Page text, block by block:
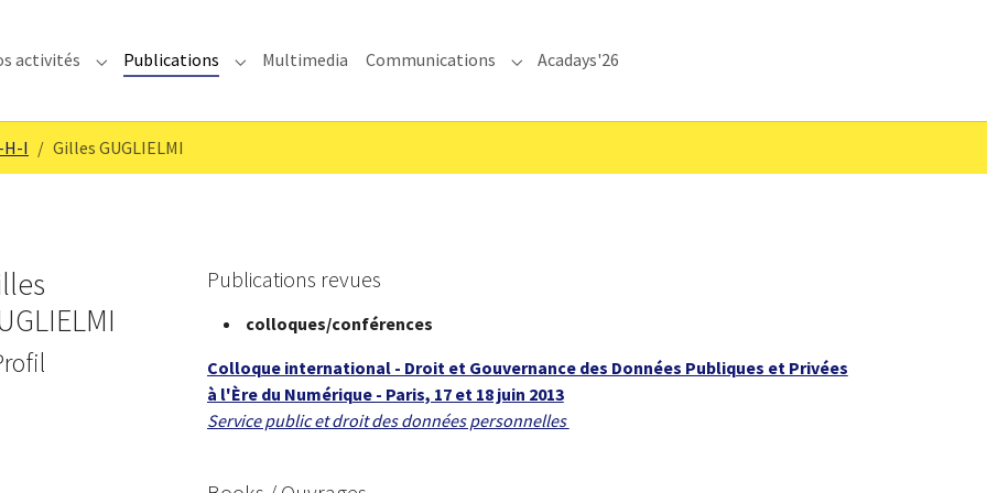
for "IMODEV"
activités Submenu for "Nos activités"
Publications Submenu for "Publications"
Multimedia Communications Submenu for "Communications"
Acadays'26
H-I Gilles GUGLIELMI
Publications revues
colloques/conférences
Colloque international - Droit et Gouvernance des Données Publiques et Privées
à l'Ère du Numérique - Paris, 17 et 18 juin 2013
Service public et droit des données personnelles